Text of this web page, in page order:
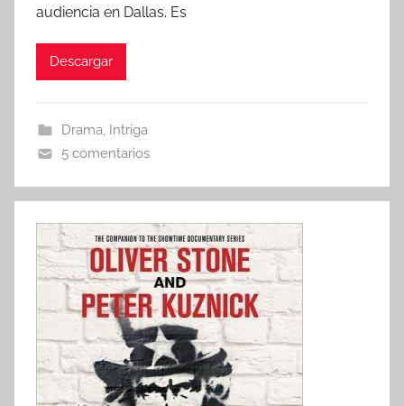
audiencia en Dallas. Es
Descargar
Drama, Intriga
5 comentarios